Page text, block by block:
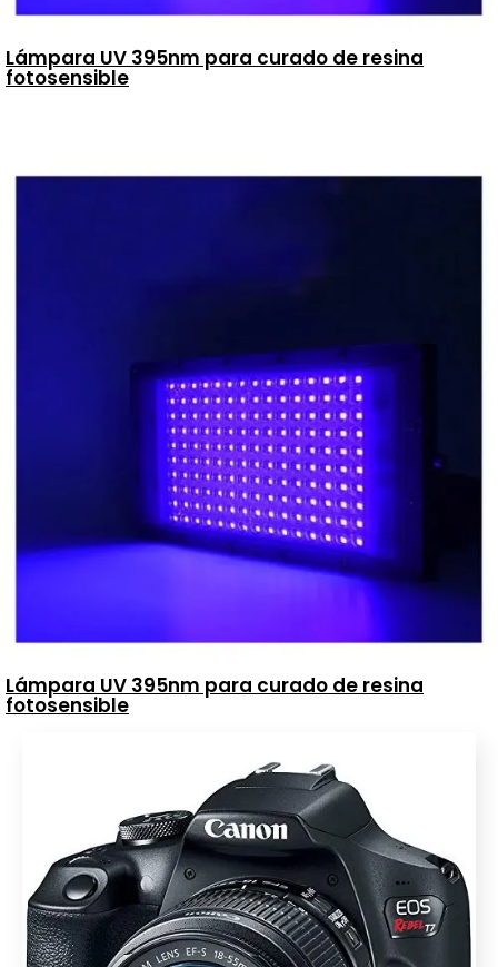
Lámpara UV 395nm para curado de resina
fotosensible
Lámpara UV 395nm para curado de resina
fotosensible